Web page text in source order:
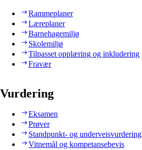
Rammeplaner
Læreplaner
Barnehagemiljø
Skolemiljø
Tilpasset opplæring og inkludering
Fravær
Vurdering
Eksamen
Prøver
Standpunkt- og underveisvurdering
Vitnemål og kompetansebevis